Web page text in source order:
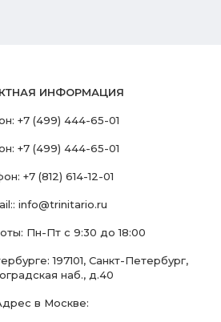
ИНФОРМАЦИЯ
+7 (499) 444-65-01
+7 (499) 444-65-01
+7 (812) 614-12-01
info@trinitario.ru
Пн-Пт с 9:30 до 18:00
197101, Санкт-Петербург,
наб., д.40
в Москве: